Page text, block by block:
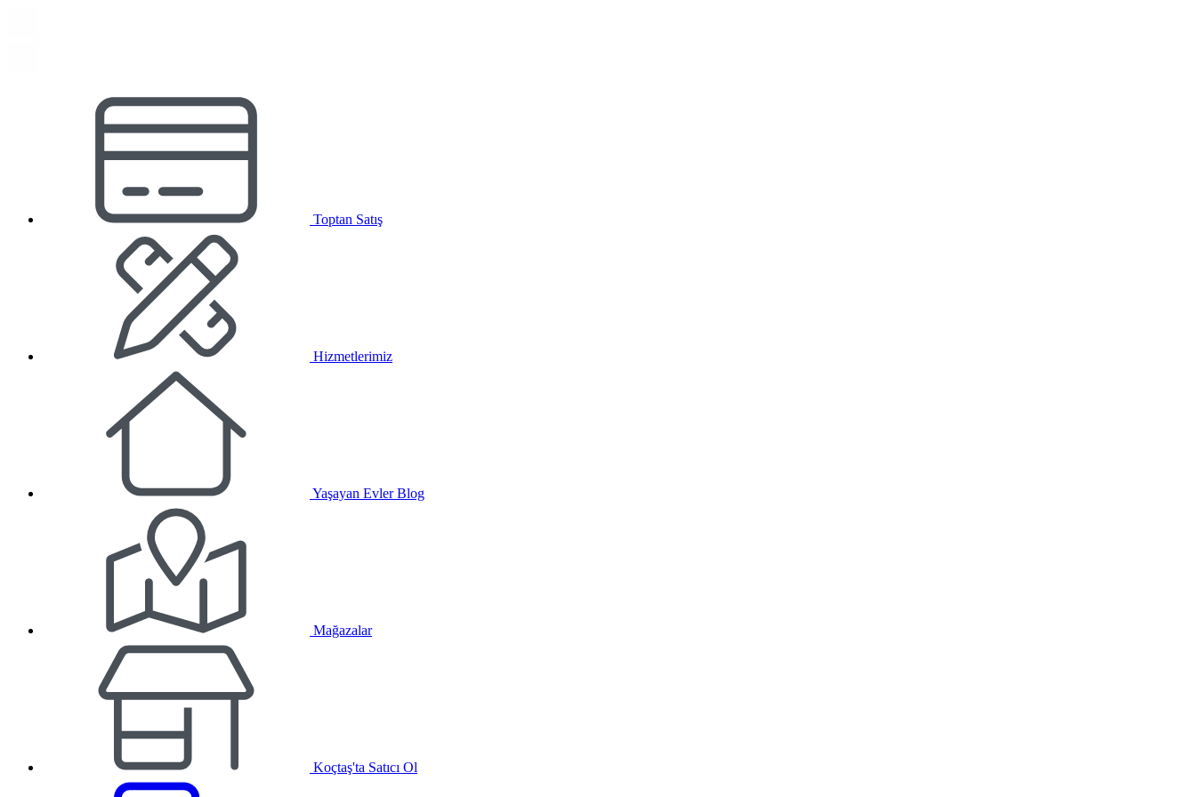
Toptan Satış
Hizmetlerimiz
Yaşayan Evler Blog
Mağazalar
Koçtaş'ta Satıcı Ol